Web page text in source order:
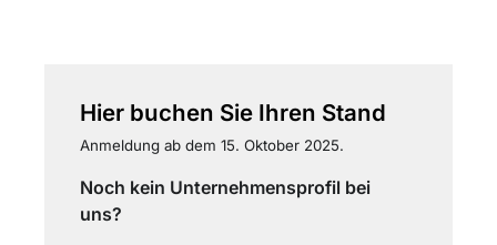
Hier buchen Sie Ihren Stand
Anmeldung ab dem 15. Oktober 2025.
Noch kein Unternehmensprofil bei
uns?